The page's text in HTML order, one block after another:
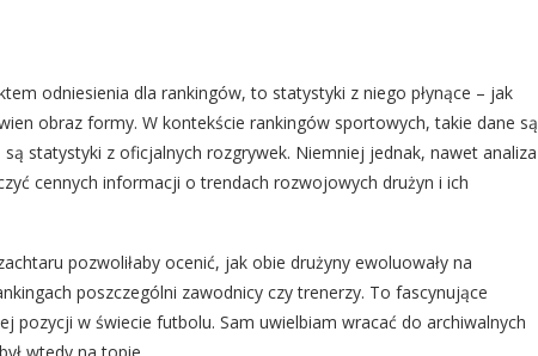
odniesienia dla rankingów, to statystyki z niego płynące – jak
obraz formy. W kontekście rankingów sportowych, takie dane są
statystyki z oficjalnych rozgrywek. Niemniej jednak, nawet analiza
cennych informacji o trendach rozwojowych drużyn i ich
pozwoliłaby ocenić, jak obie drużyny ewoluowały na
poszczególni zawodnicy czy trenerzy. To fascynujące
pozycji w świecie futbolu. Sam uwielbiam wracać do archiwalnych